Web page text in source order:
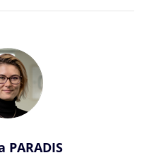
PARADIS